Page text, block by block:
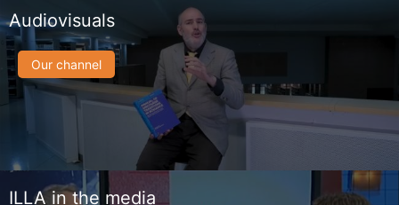
Audiovisuals
Our channel
ILLA in the media